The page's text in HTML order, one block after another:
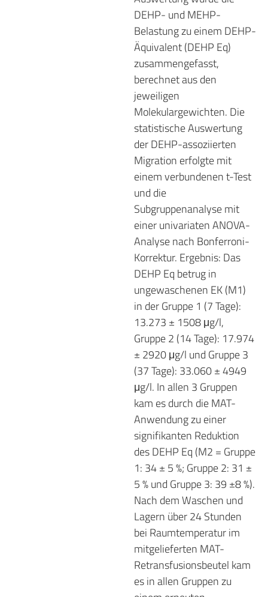
DEHP- und MEHP-
Belastung zu einem DEHP-
Äquivalent (DEHP Eq)
zusammengefasst,
berechnet aus den
jeweiligen
Molekulargewichten. Die
statistische Auswertung
der DEHP-assoziierten
Migration erfolgte mit
einem verbundenen t-Test
und die
Subgruppenanalyse mit
einer univariaten ANOVA-
Analyse nach Bonferroni-
Korrektur. Ergebnis: Das
DEHP Eq betrug in
ungewaschenen EK (M1)
in der Gruppe 1 (7 Tage):
13.273 ± 1508 μg/l,
Gruppe 2 (14 Tage): 17.974
± 2920 μg/l und Gruppe 3
(37 Tage): 33.060 ± 4949
μg/l. In allen 3 Gruppen
kam es durch die MAT-
Anwendung zu einer
signifikanten Reduktion
des DEHP Eq (M2 = Gruppe
1: 34 ± 5 %; Gruppe 2: 31 ±
5 % und Gruppe 3: 39 ±8 %).
Nach dem Waschen und
Lagern über 24 Stunden
bei Raumtemperatur im
mitgelieferten MAT-
Retransfusionsbeutel kam
es in allen Gruppen zu